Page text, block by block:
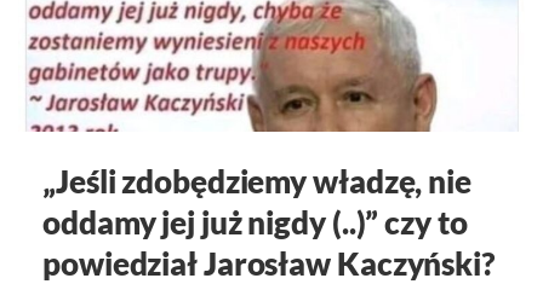
„Jeśli zdobędziemy władzę, nie
oddamy jej już nigdy (..)” czy to
powiedział Jarosław Kaczyński?